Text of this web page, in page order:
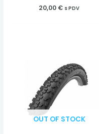
20,00 € s PDV
OUT OF STOCK